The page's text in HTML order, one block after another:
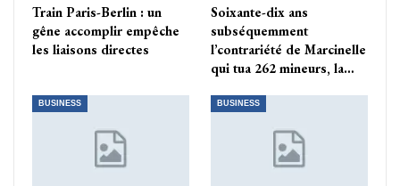
Train Paris-Berlin : un
gêne accomplir empêche
les liaisons directes
Soixante-dix ans
subséquemment
l’contrariété de Marcinelle
qui tua 262 mineurs, la…
BUSINESS BUSINESS